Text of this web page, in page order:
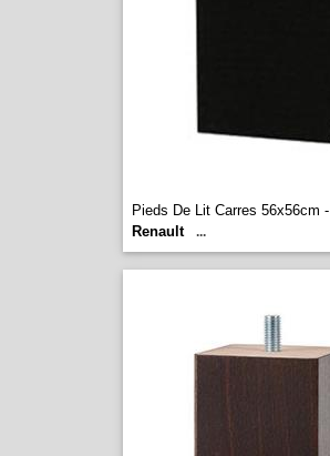
Pieds De Lit Carres 56x56cm -
Renault
...